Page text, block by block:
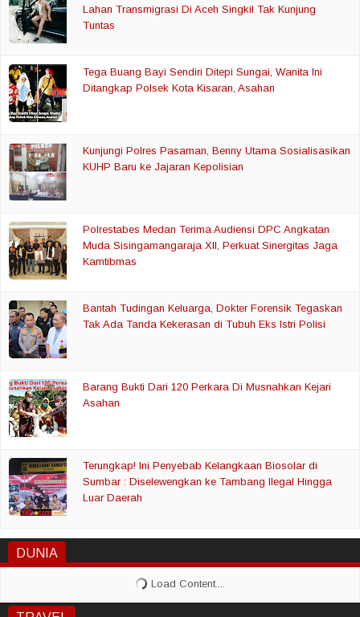
Lahan Transmigrasi Di Aceh Singkil Tak Kunjung
Tuntas
Tega Buang Bayi Sendiri Ditepi Sungai, Wanita Ini
Ditangkap Polsek Kota Kisaran, Asahan
Kunjungi Polres Pasaman, Benny Utama Sosialisasikan
KUHP Baru ke Jajaran Kepolisian
Polrestabes Medan Terima Audiensi DPC Angkatan
Muda Sisingamangaraja XII, Perkuat Sinergitas Jaga
Kamtibmas
Bantah Tudingan Keluarga, Dokter Forensik Tegaskan
Tak Ada Tanda Kekerasan di Tubuh Eks Istri Polisi
Barang Bukti Dari 120 Perkara Di Musnahkan Kejari
Asahan
Terungkap! Ini Penyebab Kelangkaan Biosolar di
Sumbar : Diselewengkan ke Tambang Ilegal Hingga
Luar Daerah
DUNIA